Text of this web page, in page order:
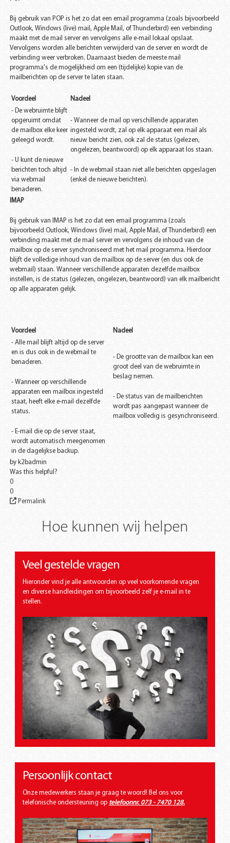
Bij gebruik van POP is het zo dat een email programma (zoals bijvoorbeeld
Outlook, Windows (live) mail, Apple Mail, of Thunderbird) een verbinding
maakt met de mail server en vervolgens alle e-mail lokaal opslaat.
Vervolgens worden alle berichten verwijderd van de server en wordt de
verbinding weer verbroken. Daarnaast bieden de meeste mail
programma's de mogelijkheid om een (tijdelijke) kopie van de
mailberichten op de server te laten staan.
Voordeel
Nadeel
- De webruimte blijft
opgeruimt omdat
de mailbox elke keer
geleegd wordt.
- U kunt de nieuwe
berichten toch altijd
via webmail
benaderen.
- Wanneer de mail op verschillende apparaten
ingesteld wordt, zal op elk apparaat een mail als
nieuw bericht zien, ook zal de status (gelezen,
ongelezen, beantwoord) op elk apparaat los staan.
- In de webmail staan niet alle berichten opgeslagen
(enkel de nieuwe berichten).
IMAP
Bij gebruik van IMAP is het zo dat een email programma (zoals
bijvoorbeeld Outlook, Windows (live) mail, Apple Mail, of Thunderbird) een
verbinding maakt met de mail server en vervolgens de inhoud van de
mailbox op de server synchroniseerd met het mail programma. Hierdoor
blijft de volledige inhoud van de mailbox op de server (en dus ook de
webmail) staan. Wanneer verschillende apparaten dezelfde mailbox
instellen, is de status (gelezen, ongelezen, beantwoord) van elk mailbericht
op alle apparaten gelijk.
Voordeel
Nadeel
- Alle mail blijft altijd op de server
en is dus ook in de webmail te
benaderen.
- Wanneer op verschillende
apparaten een mailbox ingesteld
staat, heeft elke e-mail dezelfde
status.
- E-mail die op de server staat,
wordt automatisch meegenomen
in de dagelijkse backup.
- De grootte van de mailbox kan een
groot deel van de webruimte in
beslag nemen.
- De status van de mailberichten
wordt pas aangepast wanneer de
mailbox volledig is gesynchroniseerd.
by k2badmin
Was this helpful?
0
0
Permalink
Hoe kunnen wij helpen
Veel gestelde vragen
Hieronder vind je alle antwoorden op veel voorkomende vragen
en diverse handleidingen om bijvoorbeeld zelf je e-mail in te
stellen.
Persoonlijk contact
Onze medewerkers staan je graag te woord! Bel ons voor
telefonische ondersteuning op telefoonnr. 073 - 7470 128.